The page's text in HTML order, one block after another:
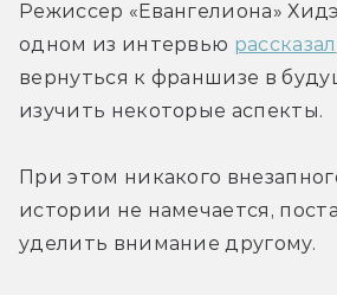
Режиссер «Евангелиона»
одном из интервью рассказал
вернуться к франшизе в
изучить некоторые аспекты.
При этом никакого
истории не намечается,
уделить внимание другому.